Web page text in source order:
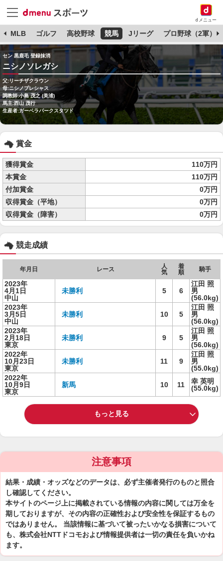
dメニュー
MLB ゴルフ 高校野球 競馬 Jリーグ プロ野球（2軍）
セン 黒鹿毛 登録抹消
ニシノソレガシ
父:リーチザクラウン
母:ニシノプレシャス
調教師:小島 茂之 (美浦)
馬主:西山 茂行
生産者:ガーベラパークスタツド
賞金
獲得賞金
110万円
本賞金
110万円
付加賞金
0万円
収得賞金（平地）
0万円
収得賞金（障害）
0万円
競走成績
年月日 レース
人
気
着
順
騎手
2023年
4月1日
中山
未勝利 5 6
江田 照
男
(56.0kg)
2023年
3月5日
中山
未勝利 10 5
江田 照
男
(56.0kg)
2023年
2月18日
東京
未勝利 9 5
江田 照
男
(56.0kg)
2022年
10月23日
東京
未勝利 11 9
江田 照
男
(55.0kg)
2022年
10月9日
東京
新馬 10 11
幸 英明
(55.0kg)
もっと見る
注意事項
結果・成績・オッズなどのデータは、必ず主催者発行のものと照合
し確認してください。
本サイトのページ上に掲載されている情報の内容に関しては万全を
期しておりますが、その内容の正確性および安全性を保証するもの
ではありません。 当該情報に基づいて被ったいかなる損害について
も、株式会社NTTドコモおよび情報提供者は一切の責任を負いかね
ます。